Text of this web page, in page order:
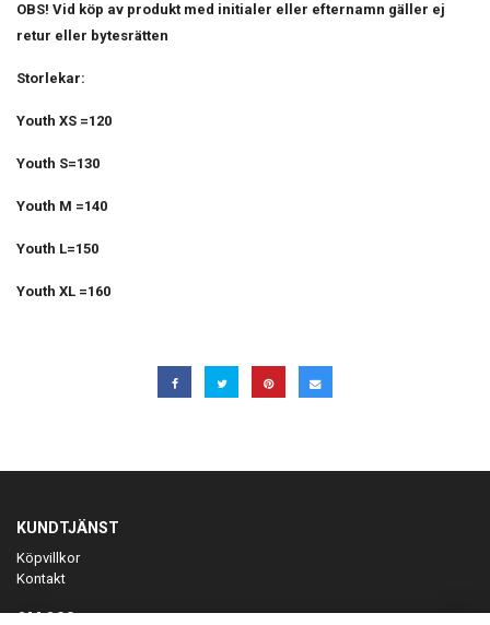
OBS! Vid köp av produkt med initialer eller efternamn gäller ej
retur eller bytesrätten
Storlekar:
Youth XS =120
Youth S=130
Youth M =140
Youth L=150
Youth XL =160
KUNDTJÄNST
Köpvillkor
Kontakt
OM OSS